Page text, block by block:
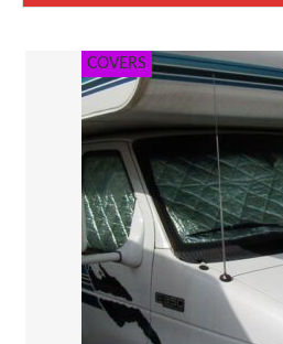
COVERS